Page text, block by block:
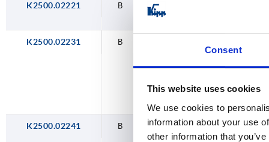
Consent
This website uses cookies
We use cookies to
information about your use
other information that
K2500.02221 B acero
K2500.02231 B
K2500.02241 B acero reforzada